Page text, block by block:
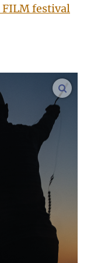
FILM festival